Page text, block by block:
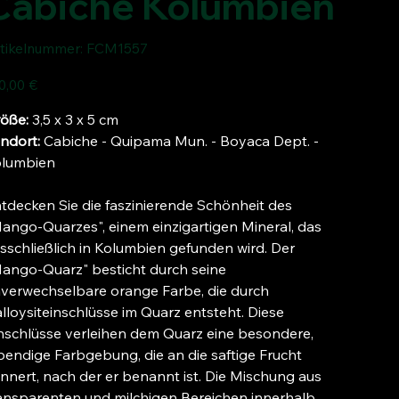
FCM1557
FCM1557
€
3,5 x 3 x 5 cm
Cabiche - Quipama Mun. - Boyaca Dept. -
Sie die faszinierende Schönheit des
Quarzes", einem einzigartigen Mineral, das
in Kolumbien gefunden wird. Der
Quarz" besticht durch seine
orange Farbe, die durch
im Quarz entsteht. Diese
verleihen dem Quarz eine besondere,
Farbgebung, die an die saftige Frucht
nach der er benannt ist. Die Mischung aus